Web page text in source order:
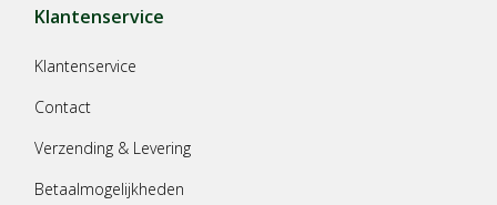
Klantenservice
Klantenservice
Contact
Verzending & Levering
Betaalmogelijkheden